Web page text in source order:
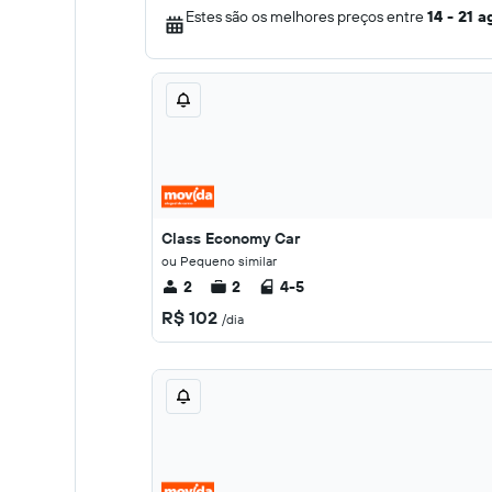
Estes são os melhores preços entre14 - 21
Class Economy Car
ou Pequeno similar
2 2 4-5
R$ 102 /dia